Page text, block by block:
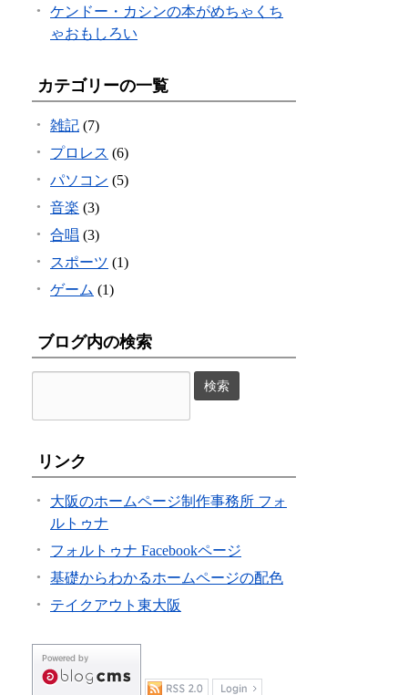
ケンドー・カシンの本がめちゃくち
ゃおもしろい
カテゴリーの一覧
雑記 (7)
プロレス (6)
パソコン (5)
音楽 (3)
合唱 (3)
スポーツ (1)
ゲーム (1)
ブログ内の検索
リンク
大阪のホームページ制作事務所 フォ
ルトゥナ
フォルトゥナ Facebookページ
基礎からわかるホームページの配色
テイクアウト東大阪